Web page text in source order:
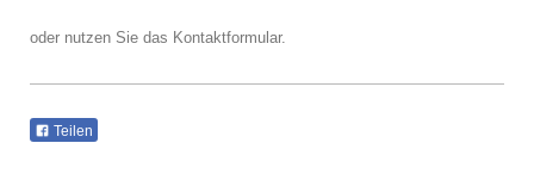
oder nutzen Sie das Kontaktformular.
Teilen